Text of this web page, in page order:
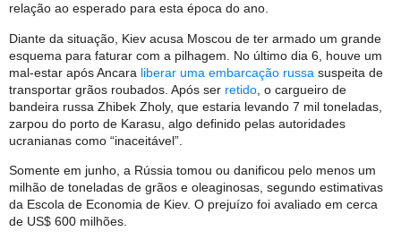
relação ao esperado para esta época do ano.
Diante da situação, Kiev acusa Moscou de ter armado um grande
esquema para faturar com a pilhagem. No último dia 6, houve um
mal-estar após Ancara liberar uma embarcação russa suspeita de
transportar grãos roubados. Após ser retido , o cargueiro de
bandeira russa Zhibek Zholy, que estaria levando 7 mil toneladas,
zarpou do porto de Karasu, algo definido pelas autoridades
ucranianas como “inaceitável”.
Somente em junho, a Rússia tomou ou danificou pelo menos um
milhão de toneladas de grãos e oleaginosas, segundo estimativas
da Escola de Economia de Kiev. O prejuízo foi avaliado em cerca
de US$ 600 milhões.